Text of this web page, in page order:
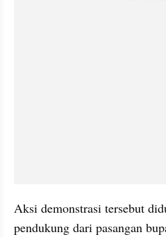
Aksi demonstrasi tersebut
pendukung dari pasangan